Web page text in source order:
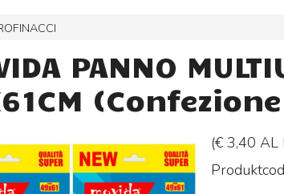
PANNO
(€ 3,40 AL